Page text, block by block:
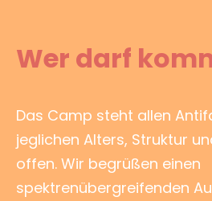
Wer darf
Das Camp steht allen
jeglichen Alters, Struktur
offen. Wir begrüßen einen
spektrenübergreifenden